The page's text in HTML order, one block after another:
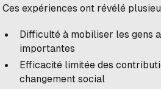
Ces expériences ont révélé
Difficulté à mobiliser les gens
importantes
Efficacité limitée des
changement social